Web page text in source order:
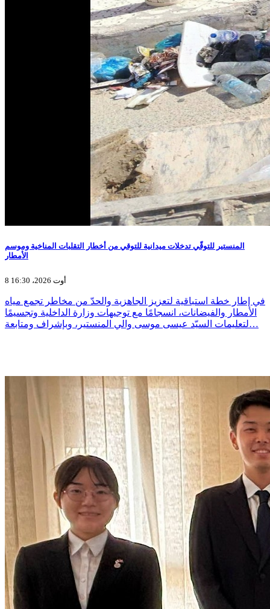
المنستير للتوقّي تدخلات ميدانية للتوقي من أخطار التقلبات المناخية وموسم
الأمطار
8 أوت 2026، 16:30
في إطار خطة استباقية لتعزيز الجاهزية والحدّ من مخاطر تجمع مياه
الأمطار والفيضانات، انسجامًا مع توجيهات وزارة الداخلية وتجسيمًا
لتعليمات السيّد عيسى موسى والي المنستير، وبإشراف ومتابعة…